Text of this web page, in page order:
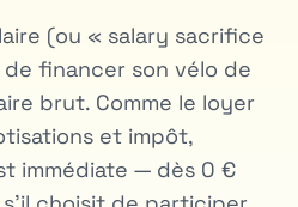
(ou « salary sacrifice
financer son vélo de
brut. Comme le loyer
et impôt,
immédiate — dès 0 €